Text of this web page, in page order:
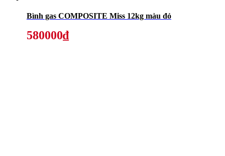
Bình gas COMPOSITE Miss 12kg màu đỏ
580000₫